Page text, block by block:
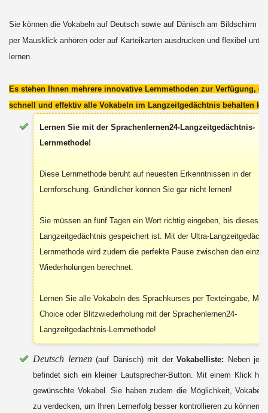
Sie können die Vokabeln auf Deutsch sowie auf Dänisch am Bildschirm
per Mausklick anhören oder auf Karteikarten ausdrucken und flexibel
lernen.
Es stehen Ihnen mehrere innovative Lernmethoden zur Verfügung,
schnell und effektiv alle Vokabeln im Langzeitgedächtnis behalten
Lernen Sie mit der Sprachenlernen24-Langzeitgedächtnis-
Lernmethode!
Diese Lernmethode beruht auf neuesten Erkenntnissen in der
Lernforschung. Gründlicher können Sie gar nicht lernen!
Sie müssen an fünf Tagen ein Wort richtig eingeben, bis dieses
Langzeitgedächtnis gespeichert ist. Mit der Ultra-
Lernmethode wird zudem die perfekte Pause zwischen den
Wiederholungen berechnet.
Lernen Sie alle Vokabeln des Sprachkurses per Texteingabe,
Choice oder Blitzwiederholung mit der Sprachenlernen24-
Langzeitgedächtnis-Lernmethode!
Deutsch lernen(auf Dänisch) mit derVokabelliste: Neben
befindet sich ein kleiner Lautsprecher-Button. Mit einem Klick
gewünschte Vokabel. Sie haben zudem die Möglichkeit,
zu verdecken, um Ihren Lernerfolg besser kontrollieren zu können.